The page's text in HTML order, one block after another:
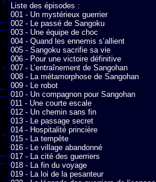
Liste des épisodes :
001 - Un mystérieux guerrier
002 - Le passé de Sangoku
003 - Une équipe de choc
004 - Quand les ennemis s’allient
005 - Sangoku sacrifie sa vie
006 - Pour une victoire définitive
007 - L’entraînement de Sangohan
008 - La métamorphose de Sangohan
009 - Le robot
010 - Un compagnon pour Sangohan
011 - Une courte escale
012 - Un chemin sans fin
013 - Le passage secret
014 - Hospitalité princière
015 - La tempête
016 - Le village abandonné
017 - La cité des guerriers
018 - La fin du voyage
019 - La loi de la pesanteur